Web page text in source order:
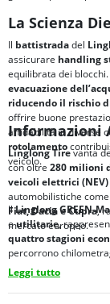
La Scienza
Il battistradadel
assicurare handling
equilibrata dei blocchi.
evacuazione
riducendo il rischio
offrire buone
affidabilità in diverse
rotolamento
veicolo.
Informazioni
Linglong Tirevanta
con oltre 280 milioni
veicoli elettrici (NEV)
automobilistiche come
Fiat, Dacia e Cupra,
mercato europeo.
IlLinglong GREEN-
eutilitarie,
quattro stagioni
percorrono
sicurezzae
Leggi tutto